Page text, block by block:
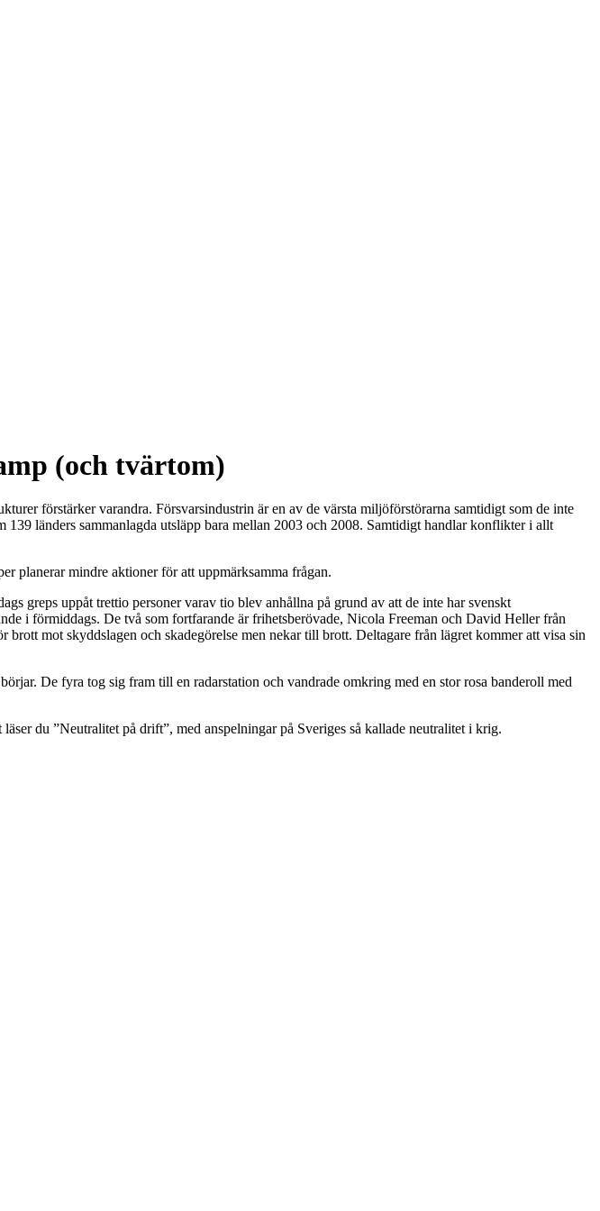
(och tvärtom)
förstärker varandra. Försvarsindustrin är en av de värsta miljöförstörarna samtidigt som de inte
länders sammanlagda utsläpp bara mellan 2003 och 2008. Samtidigt handlar konflikter i allt
planerar mindre aktioner för att uppmärksamma frågan.
greps uppåt trettio personer varav tio blev anhållna på grund av att de inte har svenskt
i förmiddags. De två som fortfarande är frihetsberövade, Nicola Freeman och David Heller från
mot skyddslagen och skadegörelse men nekar till brott. Deltagare från lägret kommer att visa sin
De fyra tog sig fram till en radarstation och vandrade omkring med en stor rosa banderoll med
du ”Neutralitet på drift”, med anspelningar på Sveriges så kallade neutralitet i krig.